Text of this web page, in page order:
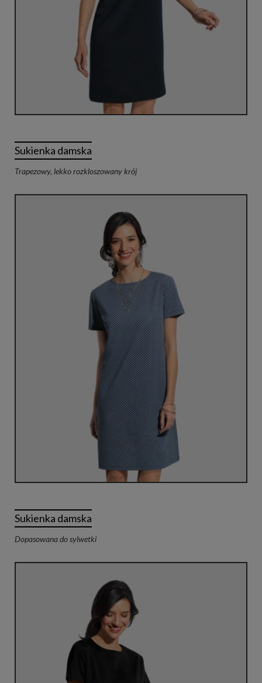
Sukienka damska
Trapezowy, lekko rozkloszowany krój
Sukienka damska
Dopasowana do sylwetki